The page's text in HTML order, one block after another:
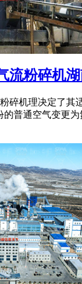
流粉碎机
碎机理决定了其
的普通空气变更